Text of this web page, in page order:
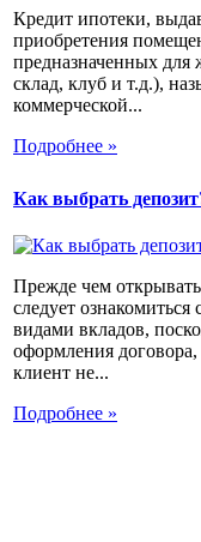
Кредит ипотеки,
приобретения
предназначенных для
склад, клуб и т.д.),
коммерческой...
Подробнее »
Как выбрать
Прежде чем
следует
видами вкладов,
оформления
клиент не...
Подробнее »